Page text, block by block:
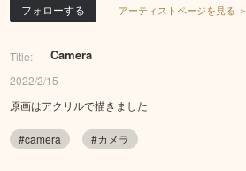
フォローする アーティストページを見る ＞
Title: Camera
2022/2/15
原画はアクリルで描きました
#camera #カメラ